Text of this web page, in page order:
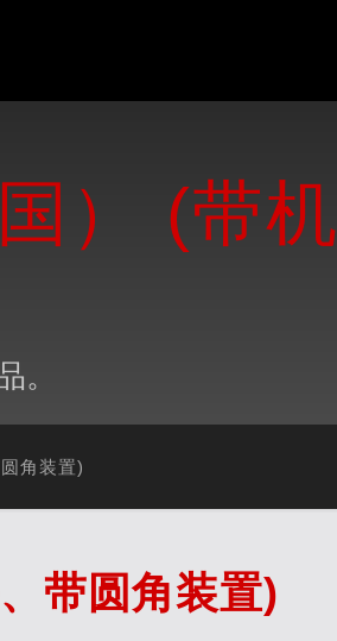
） (带机
。
角装置)
带圆角装置)